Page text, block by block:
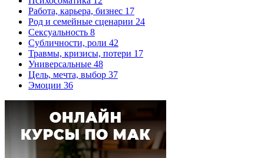
Работа, карьера, бизнес 17
Род и семейные сценарии 24
Сексуальность 8
Субличности, роли 42
Травмы, кризисы, потери 17
Универсальные 48
Цель, мечта, выбор 37
Эмоции 36